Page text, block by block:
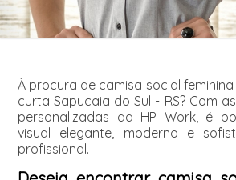
À procura de camisa social
curta Sapucaia do Sul - RS? Com
personalizadas da HP Work, é
visual elegante, moderno e
profissional.